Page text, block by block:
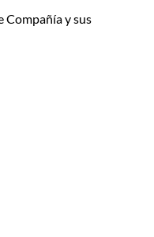
Compañía y sus